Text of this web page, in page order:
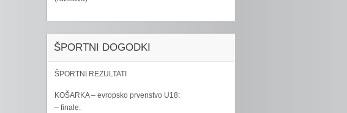
ŠPORTNI DOGODKI
ŠPORTNI REZULTATI
KOŠARKA – evropsko prvenstvo U18:
– finale: